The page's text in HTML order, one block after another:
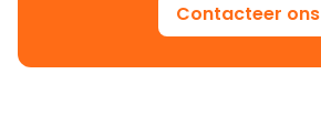
Contacteer ons